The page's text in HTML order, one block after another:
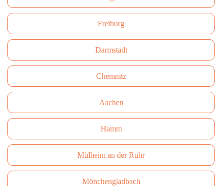
Freiburg
Darmstadt
Сhemnitz
Aachen
Hamm
Mülheim an der Ruhr
Mönchengladbach